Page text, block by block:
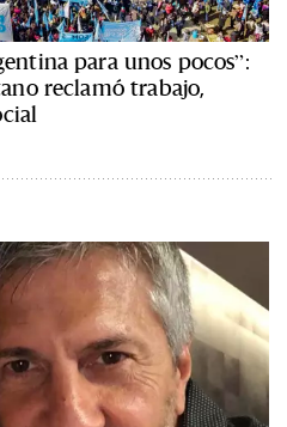
para unos pocos”:
reclamó trabajo,